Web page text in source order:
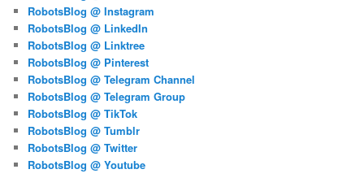
RobotsBlog @ Instagram
RobotsBlog @ LinkedIn
RobotsBlog @ Linktree
RobotsBlog @ Pinterest
RobotsBlog @ Telegram Channel
RobotsBlog @ Telegram Group
RobotsBlog @ TikTok
RobotsBlog @ Tumblr
RobotsBlog @ Twitter
RobotsBlog @ Youtube